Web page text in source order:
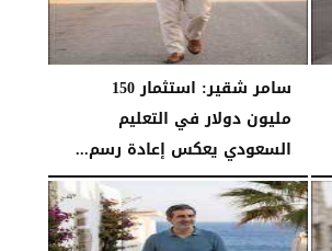
سامر شقير: استثمار 150
مليون دولار في التعليم
السعودي يعكس إعادة رسم...
السبت، 25 يوليو 2026 04:12 مـ